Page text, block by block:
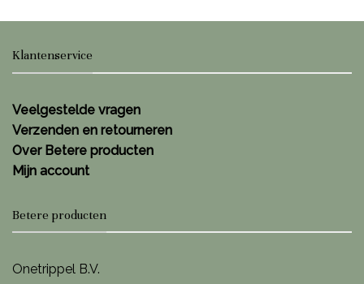
Klantenservice
Veelgestelde vragen
Verzenden en retourneren
Over Betere producten
Mijn account
Betere producten
Onetrippel B.V.